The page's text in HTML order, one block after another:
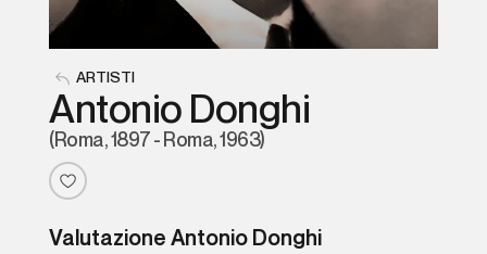
ARTISTI
Antonio Donghi
(Roma, 1897 - Roma, 1963)
Valutazione Antonio Donghi